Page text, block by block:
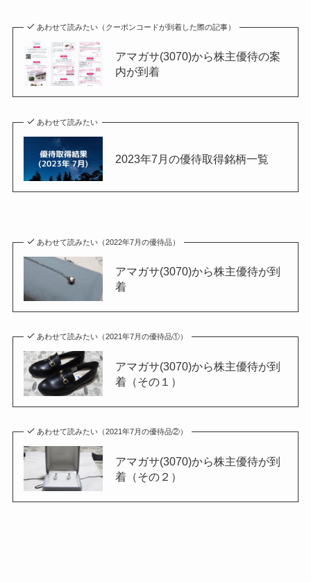
あわせて読みたい（クーポンコードが到着した際の記事）
アマガサ(3070)から株主優待の案
内が到着
あわせて読みたい
2023年7月の優待取得銘柄一覧
あわせて読みたい（2022年7月の優待品）
アマガサ(3070)から株主優待が到
着
あわせて読みたい（2021年7月の優待品①）
アマガサ(3070)から株主優待が到
着（その１）
あわせて読みたい（2021年7月の優待品②）
アマガサ(3070)から株主優待が到
着（その２）